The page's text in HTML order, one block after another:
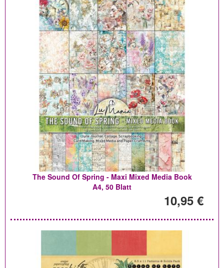
The Sound Of Spring - Maxi Mixed Media Book
A4, 50 Blatt
10,95 €